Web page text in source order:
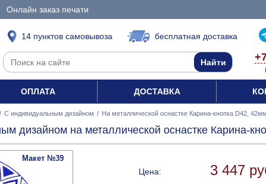
Онлайн заказ печати
14 пунктов самовывоза бесплатная доставка
ОПЛАТА ДОСТАВКА
/ С индивидуальным дизайном / На металлической оснастке Карина-кнопка D42, 42мм
дизайном на металлической оснастке Карина-
Цена: 3 447
Макет №39